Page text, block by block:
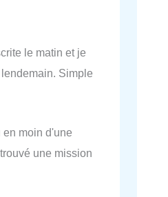
le matin et je
Simple
en moin d'une
une mission